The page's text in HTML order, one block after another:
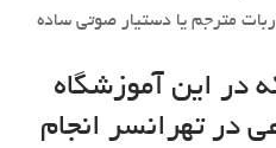
مترجم یا دستیار صوتی ساده
در این آموزشگاه
تهرانسر انجام